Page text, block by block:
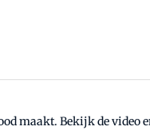
maakt. Bekijk de video